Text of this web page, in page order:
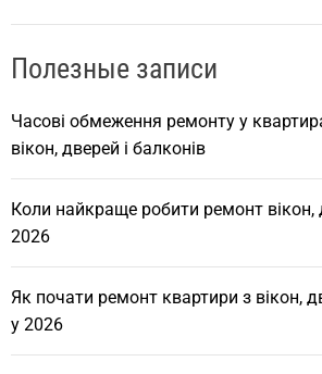
Полезные записи
Часові обмеження ремонту у
вікон, дверей і балконів
Коли найкраще робити ремонт вікон,
2026
Як почати ремонт квартири з вікон,
у 2026